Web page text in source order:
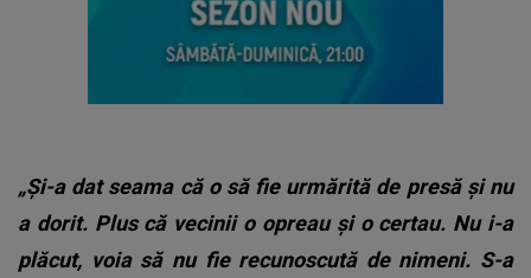
„Și-a dat seama că o să fie urmărită de presă și nu
a dorit. Plus că vecinii o opreau și o certau. Nu i-a
plăcut, voia să nu fie recunoscută de nimeni. S-a